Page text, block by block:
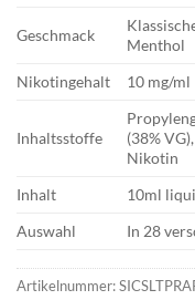
Geschmack
Menthol
Nikotingehalt
10 mg/ml
Inhaltsstoffe
(38%
Nikotin
Inhalt
10ml
Auswahl
In 28
Artikelnummer: